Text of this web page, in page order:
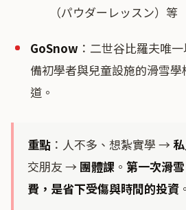
（パウダーレッスン）等
GoSnow ：二世谷比羅夫唯
備初學者與兒童設施的滑雪
道。
重點 ：人不多、想紮實學 →
交朋友 → 團體課 。 第一次滑
費，是省下受傷與時間的投資 。